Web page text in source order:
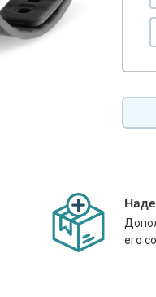
его